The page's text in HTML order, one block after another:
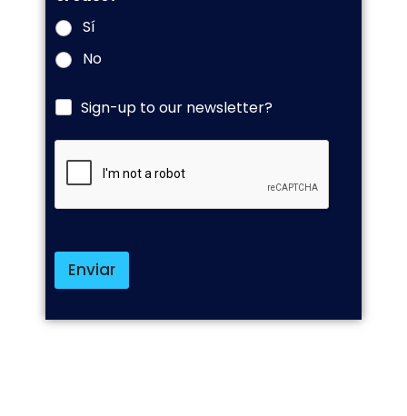
Sí
No
Sign-up to our newsletter?
Enviar